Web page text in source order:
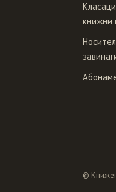
книжни
©